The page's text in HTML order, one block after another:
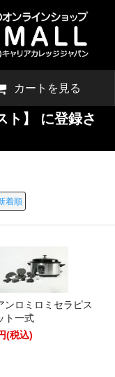
カートを見る
ト】 に登録さ
着順
ンロミロミセラピス
ト一式
(税込)